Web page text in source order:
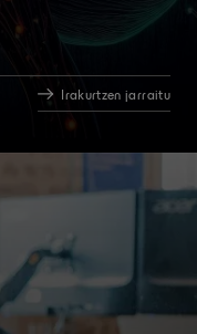
Irakurtzen jarraitu